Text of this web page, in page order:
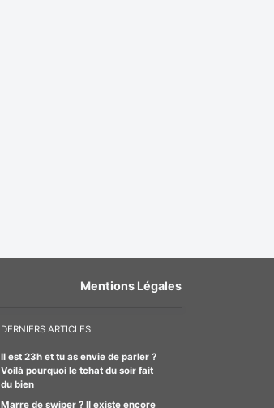
Mentions Légales
DERNIERS ARTICLES
Il est 23h et tu as envie de parler ?
Voilà pourquoi le tchat du soir fait
du bien
Marre de swiper ? Il existe encore